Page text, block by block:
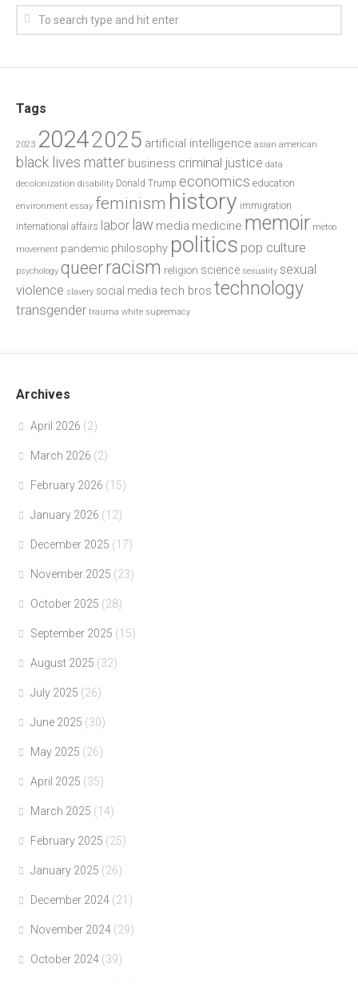
Tags
2023 20242025 artificial intelligence asian american
black lives matter business criminal justice data
decolonization disability Donald Trump economics education
environment essay feminism history immigration
international affairs labor law media medicine memoir metoo
movement pandemic philosophy politics pop culture
psychology queerracism religion science sexuality sexual
violence slavery social media tech bros technology
transgender trauma white supremacy
Archives
April 2026 (2)
March 2026 (2)
February 2026 (15)
January 2026 (12)
December 2025 (17)
November 2025 (23)
October 2025 (28)
September 2025 (15)
August 2025 (32)
July 2025 (26)
June 2025 (30)
May 2025 (26)
April 2025 (35)
March 2025 (14)
February 2025 (25)
January 2025 (26)
December 2024 (21)
November 2024 (29)
October 2024 (39)